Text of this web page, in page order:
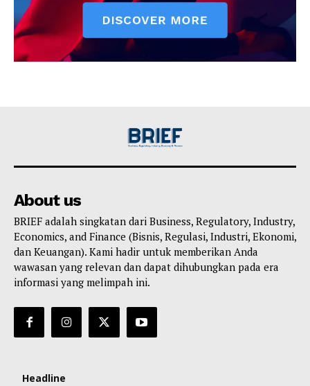
About us
BRIEF adalah singkatan dari Business, Regulatory, Industry,
Economics, and Finance (Bisnis, Regulasi, Industri, Ekonomi,
dan Keuangan). Kami hadir untuk memberikan Anda
wawasan yang relevan dan dapat dihubungkan pada era
informasi yang melimpah ini.
Headline